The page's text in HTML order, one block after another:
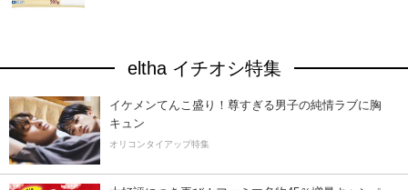
eltha イチオシ特集
イケメンてんこ盛り！尊すぎる男子の純情ラブに胸
キュン
オリコンタイアップ特集